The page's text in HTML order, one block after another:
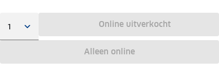
Online uitverkocht
Alleen online